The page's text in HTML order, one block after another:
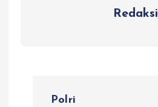
Redaksi
Polri